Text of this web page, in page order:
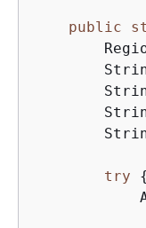
public
try
{